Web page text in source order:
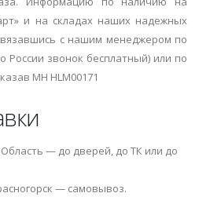
и на складах наших надежных
с нашим менеджером по
России звонок бесплатный) или по
MH HLM00171
— до дверей, до ТК или до
— самовывоз.